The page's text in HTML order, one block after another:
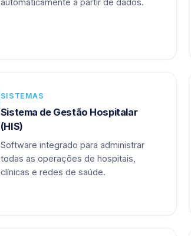
SISTEMAS
Sistema de Gestão Hospitalar
(HIS)
Software integrado para administrar
todas as operações de hospitais,
clínicas e redes de saúde.